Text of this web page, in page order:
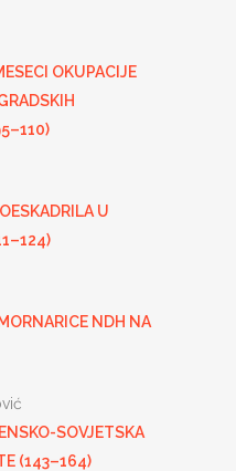
OKUPACIJE
U
NDH NA
SOVJETSKA
(143–164)